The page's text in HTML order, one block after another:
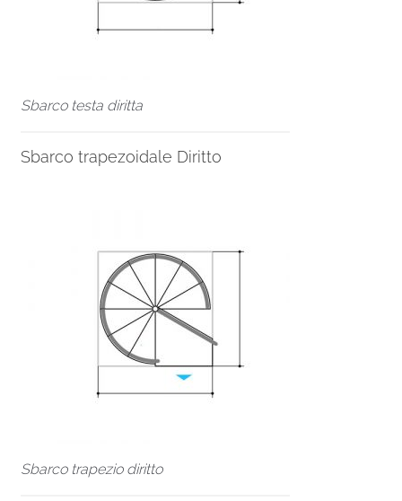
Sbarco testa diritta
Sbarco trapezoidale Diritto
Sbarco trapezio diritto